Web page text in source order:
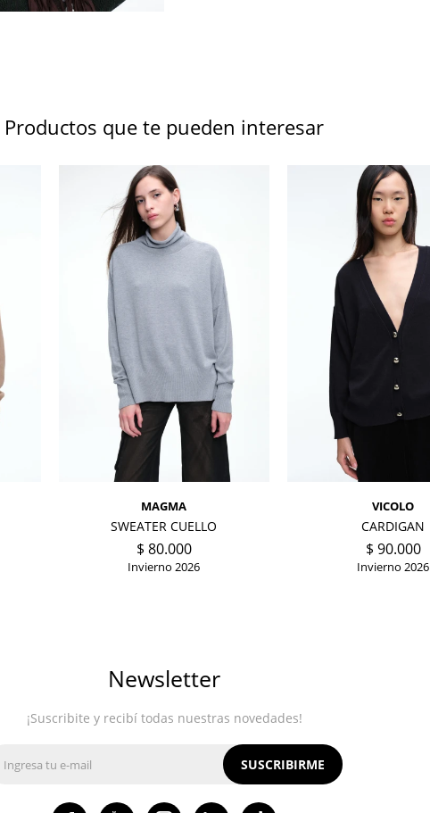
Productos que te pueden interesar
MAGMA
SWEATER CUELLO
$ 80.000
Invierno 2026
VICOLO
CARDIGAN
$ 90.000
Invierno 2026
Newsletter
¡Suscribite y recibí todas nuestras novedades!
SUSCRIBIRME